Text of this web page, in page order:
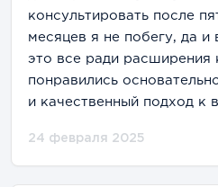
консультировать после
месяцев я не побегу, да
это все ради расширения
понравились
и качественный подход к
24 февраля 2025